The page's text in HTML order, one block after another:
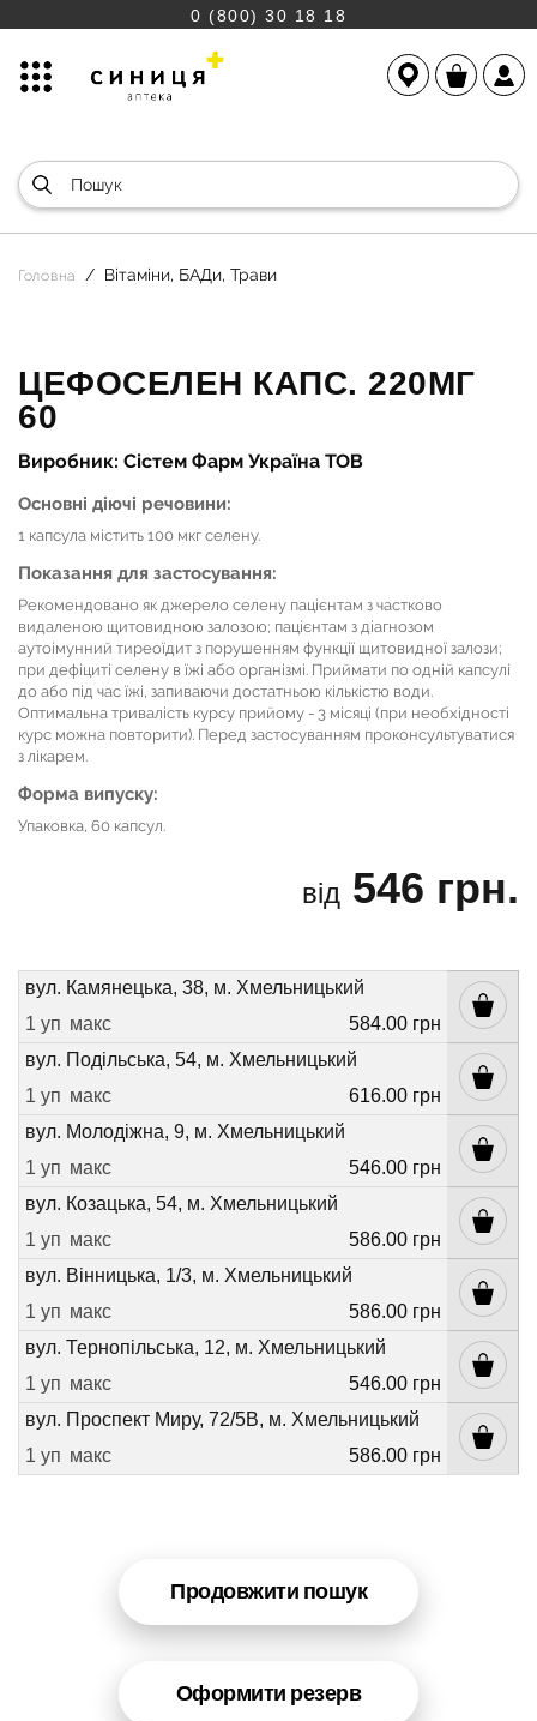
0 (800) 30 18 18
Головна Вітаміни, БАДи, Трави
ЦЕФОСЕЛЕН КАПС. 220МГ
60
Виробник: Сістем Фарм Україна ТОВ
Основні діючі речовини:
1 капсула містить 100 мкг селену.
Показання для застосування:
Рекомендовано як джерело селену пацієнтам з частково
видаленою щитовидною залозою; пацієнтам з діагнозом
аутоімунний тиреоїдит з порушенням функції щитовидної залози;
при дефіциті селену в їжі або організмі. Приймати по одній капсулі
до або під час їжі, запиваючи достатньою кількістю води.
Оптимальна тривалість курсу прийому - 3 місяці (при необхідності
курс можна повторити). Перед застосуванням проконсультуватися
з лікарем.
Форма випуску:
Упаковка, 60 капсул.
від 546 грн.
вул. Камянецька, 38, м. Хмельницький
1 уп макс
584.00 грн
вул. Подільська, 54, м. Хмельницький
1 уп макс
616.00 грн
вул. Молодіжна, 9, м. Хмельницький
1 уп макс
546.00 грн
вул. Козацька, 54, м. Хмельницький
1 уп макс
586.00 грн
вул. Вінницька, 1/3, м. Хмельницький
1 уп макс
586.00 грн
вул. Тернопільська, 12, м. Хмельницький
1 уп макс
546.00 грн
вул. Проспект Миру, 72/5В, м. Хмельницький
1 уп макс 586.00 грн
Продовжити пошук
Оформити резерв